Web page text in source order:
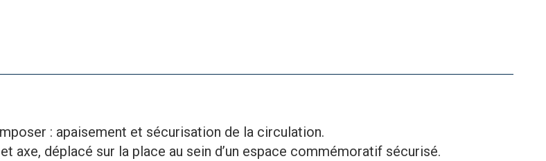
: apaisement et sécurisation de la circulation.
axe, déplacé sur la place au sein d’un espace commémoratif sécurisé.